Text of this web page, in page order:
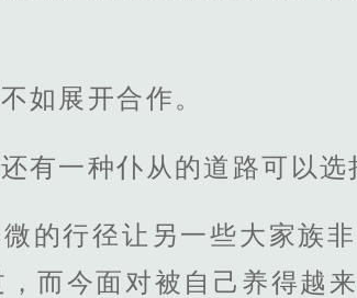
如展开合作。
有一种仆从的道路可以选
的行径让另一些大家族
而今面对被自己养得越